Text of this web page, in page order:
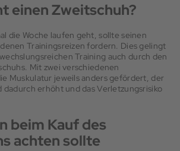
einen Zweitschuh?
die Woche laufen geht, sollte seinen
Trainingsreizen fordern. Dies gelingt
Training auch durch den
Mit zwei verschiedenen
Muskulatur jeweils anders gefördert, der
erhöht und das Verletzungsrisiko
beim Kauf des
achten sollte